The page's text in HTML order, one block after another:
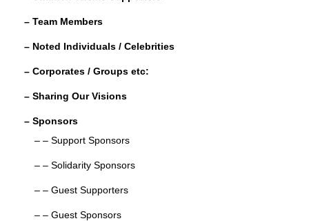
k
– Team Members
– Noted Individuals / Celebrities
– Corporates / Groups etc:
– Sharing Our Visions
– Sponsors
– – Support Sponsors
– – Solidarity Sponsors
– – Guest Supporters
– – Guest Sponsors